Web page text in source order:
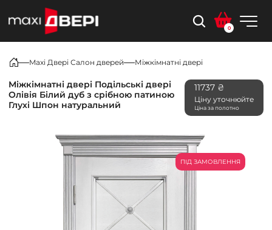
0
Maxi Двері Салон дверей Міжкімнатні двері
Міжкімнатні двері Подільські двері
Олівія Білий дуб з срібною патиною
Глухі Шпон натуральний
11737 ₴
Ціну уточнюйте
Ціна за полотно
ПІД ЗАМОВЛЕННЯ